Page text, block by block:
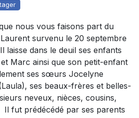
nous vous faisons part du
survenu le 20 septembre
laisse dans le deuil ses enfants
Marc ainsi que son petit-enfant
ses sœurs Jocelyne
ses beaux-frères et belles-
neveux, nièces, cousins,
Il fut prédécédé par ses parents